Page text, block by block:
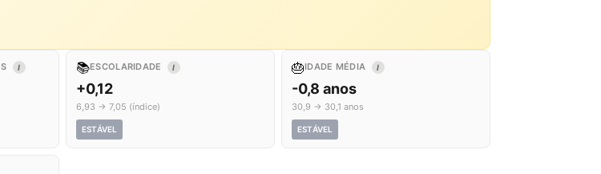
I 📚ESCOLARIDADE I
+0,12
6,93 → 7,05 (índice)
ESTÁVEL
🎂IDADE MÉDIA I
-0,8 anos
30,9 → 30,1 anos
ESTÁVEL